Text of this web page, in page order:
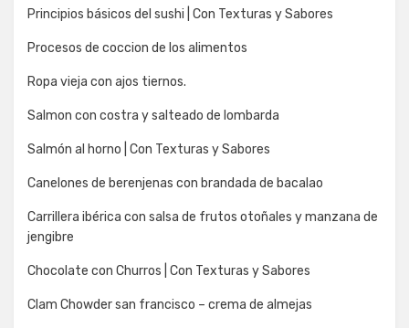
Principios básicos del sushi | Con Texturas y Sabores
Procesos de coccion de los alimentos
Ropa vieja con ajos tiernos.
Salmon con costra y salteado de lombarda
Salmón al horno | Con Texturas y Sabores
Canelones de berenjenas con brandada de bacalao
Carrillera ibérica con salsa de frutos otoñales y manzana de
jengibre
Chocolate con Churros | Con Texturas y Sabores
Clam Chowder san francisco – crema de almejas